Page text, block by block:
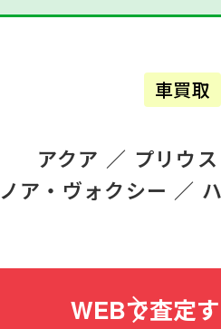
車買取
アクア ／ プリウ
ノア・ヴォクシー ／
WEBで査定